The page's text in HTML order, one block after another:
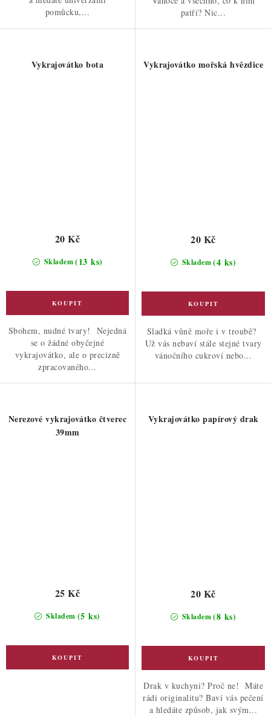
pomůcku,...
patří? Nic...
Vykrajovátko bota
Skladem(13 ks)
20 Kč
Sbohem, nudné tvary! Nejedná
se o žádné obyčejné
vykrajovátko, ale o precizně
zpracovaného...
Vykrajovátko mořská hvězdice
Skladem(4 ks)
20 Kč
Sladká vůně moře i v troubě?
Už vás nebaví stále stejné tvary
vánočního cukroví nebo...
Nerezové vykrajovátko čtverec
39mm
Skladem (5 ks)
25 Kč
Vykrajovátko papírový drak
Skladem(8 ks)
20 Kč
Drak v kuchyni? Proč ne! Máte
rádi originalitu? Baví vás pečení
a hledáte způsob, jak svým...